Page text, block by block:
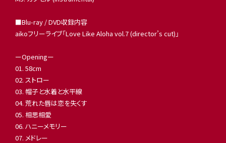
■Blu-ray / DVD収録内容
aikoフリーライブ「Love Like Aloha vol.7 (director’s cut)」
ーOpeningー
01. 58cm
02. ストロー
03. 帽子と水着と水平線
04. 荒れた唇は恋を失くす
05. 相思相愛
06. ハニーメモリー
07. メドレー